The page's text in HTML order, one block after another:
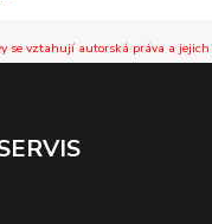
se vztahují autorská práva a